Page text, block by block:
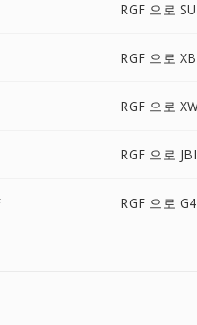
RGF 으로
RGF 으로
RGF 으로
RGF 으로
RGF 으로 G4